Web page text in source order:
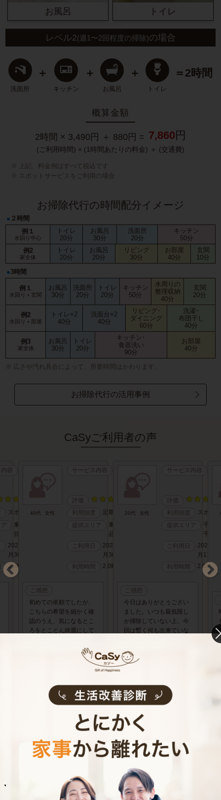
お風呂 トイレ
レベル2(週1〜2回程度の掃除)の場合
洗面所
＋
キッチン
＋
お風呂
＋
トイレ
＝2時間
概算金額
2時間 × 3,490円 ＋ 880円 = 7,860 円
(ご利用時間) × (1時間あたりの料金) ＋ (交通費)
上記、料金例はすべて税込です
スポットサービスをご利用の場合
お掃除代行の時間配分イメージ
● ２時間
例１
水回り中心
トイレ
20分
お風呂
30分
洗面所
20分
キッチン
50分
例2
家全体
トイレ
20分
お風呂
20分
リビング
30分
お部屋
40分
玄関
10分
●3時間
例１
水回り＋玄関
お風呂
30分
洗面所
20分
トイレ
20分
キッチン
50分
水周りの
整理収納
40分
玄関
20分
例2
水回り＋部屋
トイレ×2
40分
洗面台×2
40分
リビング･
ダイニング
60分
洗濯･
布団干し
40分
例3
家全体
お風呂
30分
トイレ
20分
キッチン･
食器洗い
90分
お部屋
40分
広さや汚れ具合によって、所要時間はかわります。
お掃除代行の活用事例
CaSyご利用者の声
容
スポット
東京都
目黒区
2023年10
月30日(月)
2.5時間
40代 女性
サービス内容
評価
利用頻度
定期 月1回
提供エリア
東京都
品川区
ご利用日
2023年10
月30日(月)
利用時間
2.0時間
ご感想
初めての依頼でしたが、
こちらの希望を細かく確
認のうえ、気になるとこ
ろをとことん綺麗にして
20代 女性
サービス内容
評価
利用頻度
スポット
提供エリア
千葉県
千葉市
ご利用日
2023年
月11日(
利用時間
2.0時間
ご感想
今日はありがとうござい
ました。いつも最低限し
か掃除していない上、今
回は暫く何も出来ていな
ですが、丁寧に隅々ま
で…
お客様の声･口コミをもっと見る
お客様のインタビュー